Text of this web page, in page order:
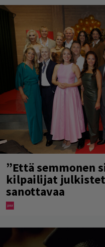
”Että semmonen
kilpailijat
sanottavaa